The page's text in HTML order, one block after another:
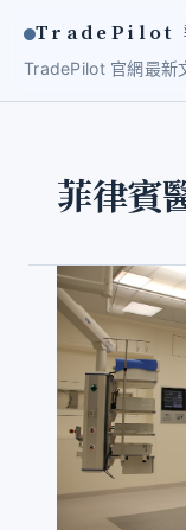
TradePilot
TradePilot 官網最新
菲律賓